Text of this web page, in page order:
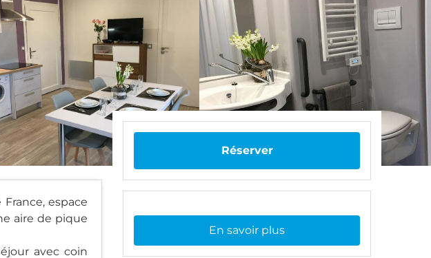
espace
aire de pique
avec coin
Réserver
En savoir plus